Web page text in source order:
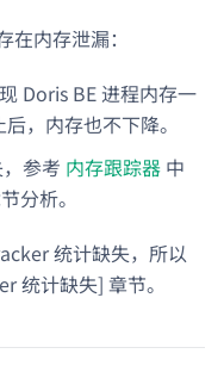
内存泄漏：
Doris BE 进程内存一
，内存也不下降。
参考 内存跟踪器 中
分析。
统计缺失，所以
统计缺失] 章节。